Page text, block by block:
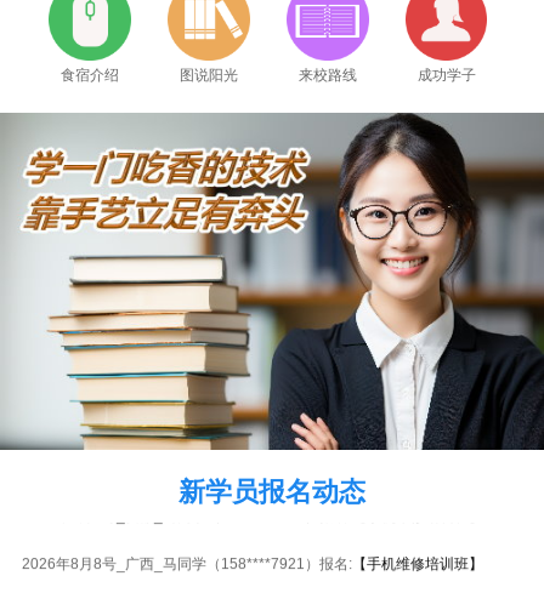
食宿介绍 图说阳光 来校路线 成功学子
新学员报名动态
2026年8月8号_广东_周同学（137****0106）报名: 【手机维修培训班】
2026年8月8号_安徽_马同学（189****6426）报名:【手机维修培训班】
2026年8月8号_广西_马同学（158****7921）报名: 【手机维修培训班】